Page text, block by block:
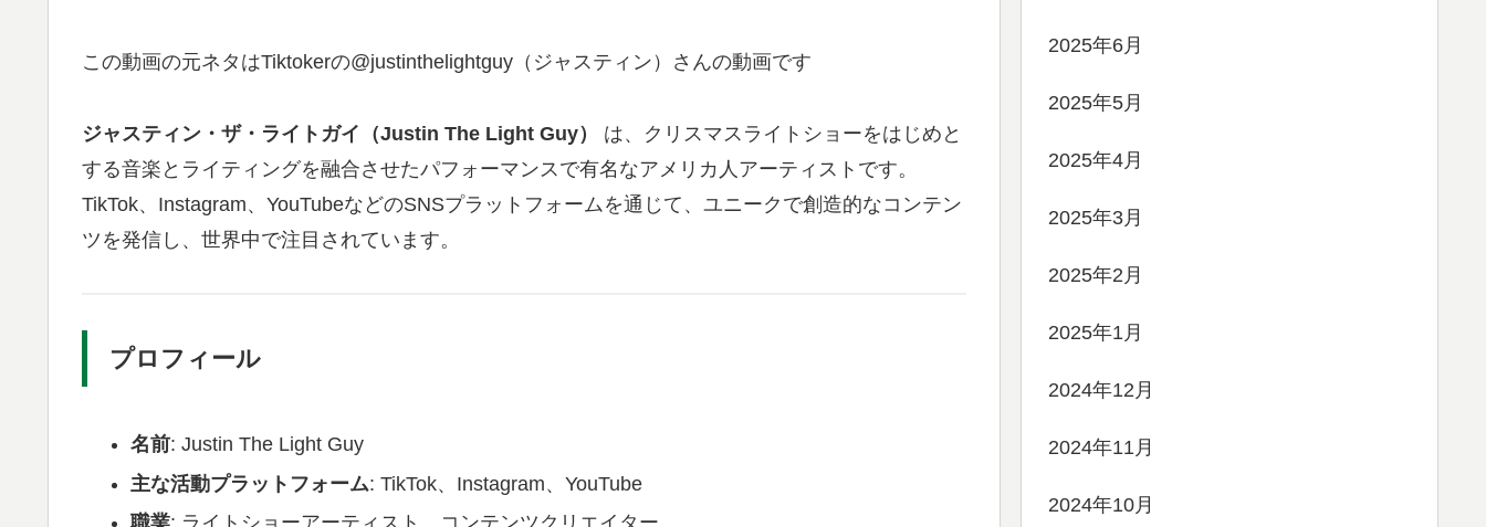
この動画の元ネタはTiktokerの@justinthelightguy（ジャスティン）さんの動画です
ジャスティン・ザ・ライトガイ（Justin The Light Guy）
は、クリスマスライトショーをはじめと
する音楽とライティングを融合させたパフォーマンスで有名なアメリカ人アーティストです。
TikTok、Instagram、YouTubeなどのSNSプラットフォームを通じて、ユニークで創造的なコンテン
ツを発信し、世界中で注目されています。
プロフィール
名前: Justin The Light Guy
主な活動プラットフォーム: TikTok、Instagram、YouTube
2025年6月
2025年5月
2025年4月
2025年3月
2025年2月
2025年1月
2024年12月
2024年11月
2024年10月